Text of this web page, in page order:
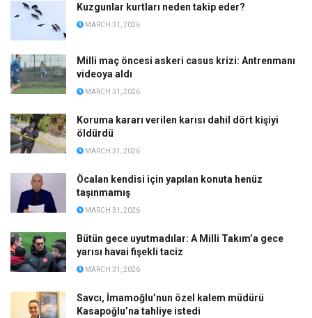
Kuzgunlar kurtları neden takip eder?
MARCH 31, 2026
Milli maç öncesi askeri casus krizi: Antrenmanı
videoya aldı
MARCH 31, 2026
Koruma kararı verilen karısı dahil dört kişiyi
öldürdü
MARCH 31, 2026
Öcalan kendisi için yapılan konuta henüz
taşınmamış
MARCH 31, 2026
Bütün gece uyutmadılar: A Milli Takım’a gece
yarısı havai fişekli taciz
MARCH 31, 2026
Savcı, İmamoğlu’nun özel kalem müdürü
Kasapoğlu’na tahliye istedi